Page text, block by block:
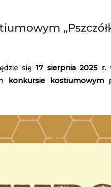
się 17 sierpnia 2025 r.
konkursie kostiumowym